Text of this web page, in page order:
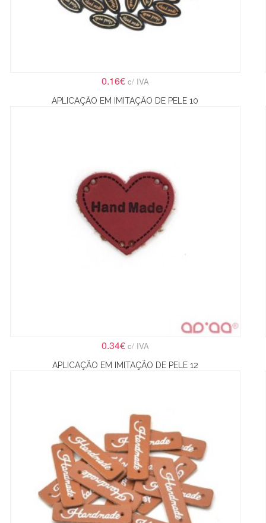
0.16€ c/ IVA
APLICAÇÃO EM IMITAÇÃO DE PELE 10
0.34€ c/ IVA
APLICAÇÃO EM IMITAÇÃO DE PELE 12